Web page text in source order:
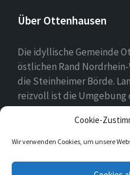
Cookie-
Wir verwenden Cookies, um unsere
Über Ottenhausen
Die idyllische Gemeinde
östlichen Rand
die Steinheimer Börde.
reizvoll ist die Umgebung
Landschaft des
Ausläufer des
Facebook Twitter